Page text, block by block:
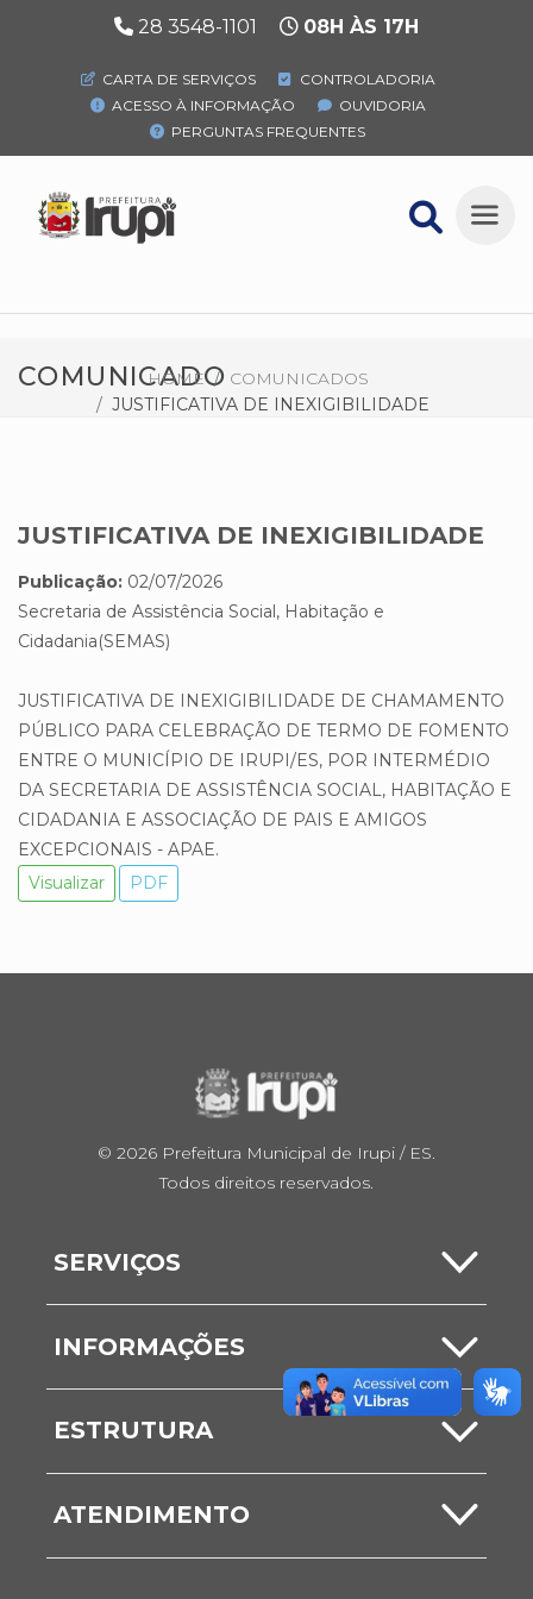
28 3548-1101 08H ÀS 17H
CARTA DE SERVIÇOS
CONTROLADORIA
ACESSO À INFORMAÇÃO
OUVIDORIA
PERGUNTAS FREQUENTES
COMUNICADO
HOME
COMUNICADOS
JUSTIFICATIVA DE INEXIGIBILIDADE
JUSTIFICATIVA DE INEXIGIBILIDADE
Publicação: 02/07/2026
Secretaria de Assistência Social, Habitação e
Cidadania(SEMAS)
JUSTIFICATIVA DE INEXIGIBILIDADE DE CHAMAMENTO
PÚBLICO PARA CELEBRAÇÃO DE TERMO DE FOMENTO
ENTRE O MUNICÍPIO DE IRUPI/ES, POR INTERMÉDIO
DA SECRETARIA DE ASSISTÊNCIA SOCIAL, HABITAÇÃO E
CIDADANIA E ASSOCIAÇÃO DE PAIS E AMIGOS
EXCEPCIONAIS - APAE.
Visualizar
PDF
© 2026 Prefeitura Municipal de Irupi / ES.
Todos direitos reservados.
SERVIÇOS
Carta de Serviços
Serviços Online
Nota Fiscal
INFORMAÇÕES
Notícias
Comunicados
ESTRUTURA
Secretarias
Unidades
ATENDIMENTO